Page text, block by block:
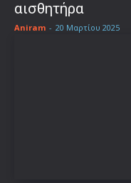
αισθητήρα
Aniram - 20 Μαρτίου 2025